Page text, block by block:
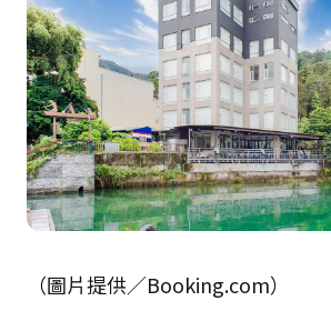
（圖片提供／Booking.com）